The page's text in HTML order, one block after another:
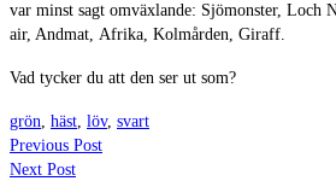
var minst sagt omväxlande: Sjömonster, Loch
air, Andmat, Afrika, Kolmården, Giraff.
Vad tycker du att den ser ut som?
grön, häst, löv, svart
Previous Post
Next Post